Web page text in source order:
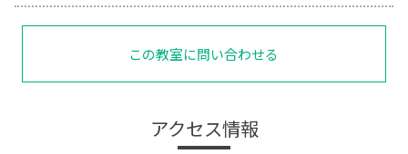
この教室に問い合わせる
アクセス情報